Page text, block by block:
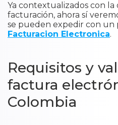
Ya contextualizados con la
facturación, ahora sí
se pueden expedir con un
Facturacion Electronica.
Requisitos y
factura
Colombia